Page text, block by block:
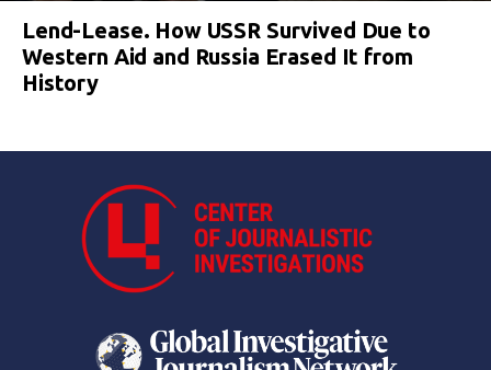
Lend-Lease. How USSR Survived Due to
Western Aid and Russia Erased It from
History